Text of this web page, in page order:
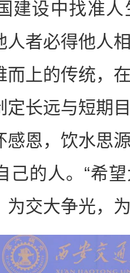
建设中找准
人者必得他人
而上的传统，
定长远与短期
感恩，饮水思
己的人。“希
为交大争光，